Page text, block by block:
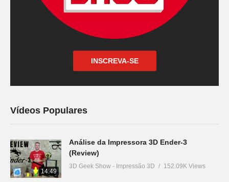
INSCREVA-SE
Vídeos Populares
14:49
Análise da Impressora 3D Ender-3
(Review)
3D Geek Show - Impressão 3D 152.09K Views